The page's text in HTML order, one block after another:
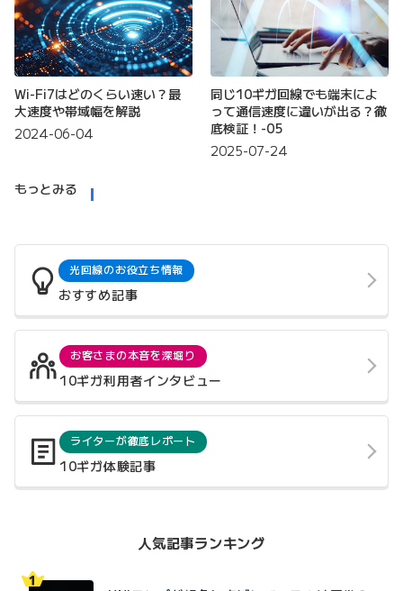
Wi-Fi7はどのくらい速い？最
大速度や帯域幅を解説
2024-06-04
同じ10ギガ回線でも端末によ
って通信速度に違いが出る？徹
底検証！-05
2025-07-24
もっとみる
光回線のお役立ち情報
おすすめ記事
お客さまの本音を深堀り
10ギガ利用者インタビュー
ライターが徹底レポート
10ギガ体験記事
人気記事ランキング